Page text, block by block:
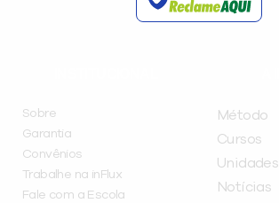
Sobre
Garantia
Convênios
Trabalhe na inFlux
Fale com a Escola
Método
Cursos
Unidades
Notícias